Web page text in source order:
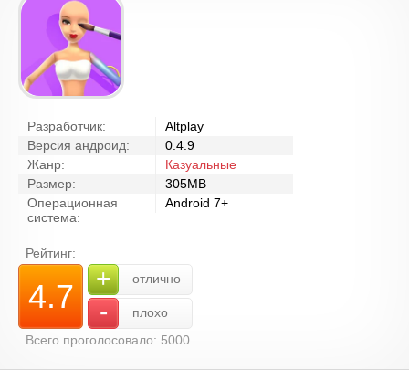
Разработчик:
Altplay
Версия андроид:
0.4.9
Жанр:
Казуальные
Размер:
305MB
Операционная
система:
Android 7+
Рейтинг:
4.7 + отлично
-
плохо
Всего проголосовало: 5000